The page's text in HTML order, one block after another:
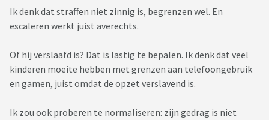
Ik denk dat straffen niet zinnig is, begrenzen wel. En
escaleren werkt juist averechts.
Of hij verslaafd is? Dat is lastig te bepalen. Ik denk dat veel
kinderen moeite hebben met grenzen aan telefoongebruik
en gamen, juist omdat de opzet verslavend is.
Ik zou ook proberen te normaliseren: zijn gedrag is niet